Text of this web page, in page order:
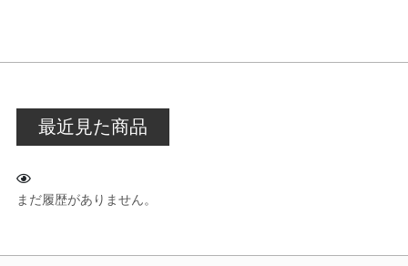
最近見た商品
まだ履歴がありません。